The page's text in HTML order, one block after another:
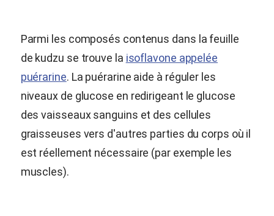
Parmi les composés contenus dans la feuille
de kudzu se trouve la isoflavone appelée
puérarine. La puérarine aide à réguler les
niveaux de glucose en redirigeant le glucose
des vaisseaux sanguins et des cellules
graisseuses vers d'autres parties du corps où il
est réellement nécessaire (par exemple les
muscles).